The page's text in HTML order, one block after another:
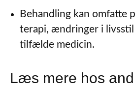
Behandling kan omfatte
terapi, ændringer i livsstil
tilfælde medicin.
Læs mere hos